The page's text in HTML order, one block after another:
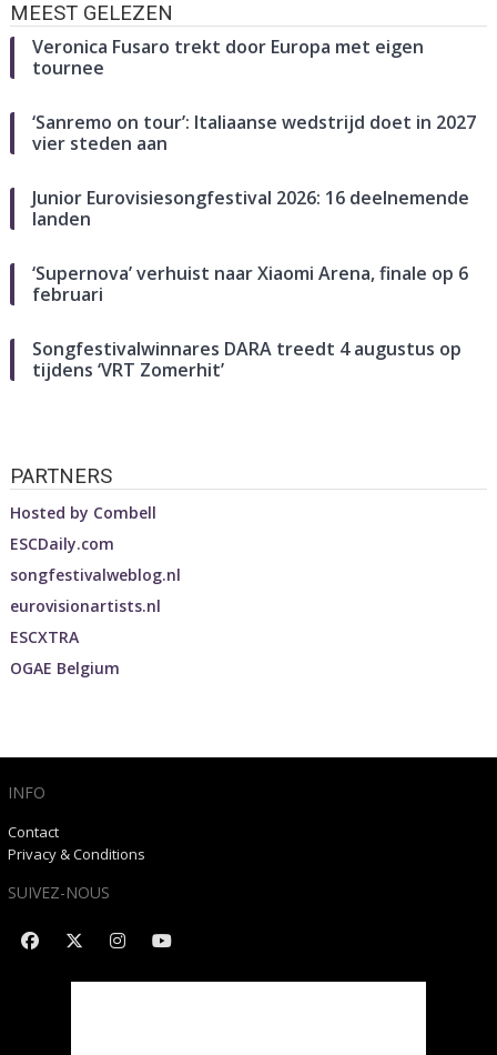
MEEST GELEZEN
Veronica Fusaro trekt door Europa met eigen
tournee
‘Sanremo on tour’: Italiaanse wedstrijd doet in 2027
vier steden aan
Junior Eurovisiesongfestival 2026: 16 deelnemende
landen
‘Supernova’ verhuist naar Xiaomi Arena, finale op 6
februari
Songfestivalwinnares DARA treedt 4 augustus op
tijdens ‘VRT Zomerhit’
PARTNERS
Hosted by Combell
ESCDaily.com
songfestivalweblog.nl
eurovisionartists.nl
ESCXTRA
OGAE Belgium
INFO
Contact
Privacy & Conditions
SUIVEZ-NOUS